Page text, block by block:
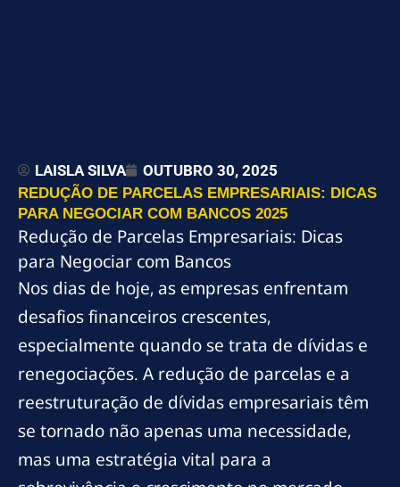
LAISLA SILVA OUTUBRO 30, 2025
REDUÇÃO DE PARCELAS EMPRESARIAIS: DICAS
PARA NEGOCIAR COM BANCOS 2025
Redução de Parcelas Empresariais: Dicas
para Negociar com Bancos
Nos dias de hoje, as empresas enfrentam
desafios financeiros crescentes,
especialmente quando se trata de dívidas e
renegociações. A redução de parcelas e a
reestruturação de dívidas empresariais têm
se tornado não apenas uma necessidade,
mas uma estratégia vital para a